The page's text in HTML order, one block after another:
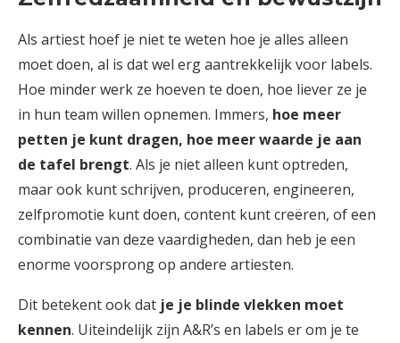
Als artiest hoef je niet te weten hoe je alles alleen
moet doen, al is dat wel erg aantrekkelijk voor labels.
Hoe minder werk ze hoeven te doen, hoe liever ze je
in hun team willen opnemen. Immers, hoe meer
petten je kunt dragen, hoe meer waarde je aan
de tafel brengt. Als je niet alleen kunt optreden,
maar ook kunt schrijven, produceren, engineeren,
zelfpromotie kunt doen, content kunt creëren, of een
combinatie van deze vaardigheden, dan heb je een
enorme voorsprong op andere artiesten.
Dit betekent ook dat je je blinde vlekken moet
kennen. Uiteindelijk zijn A&R’s en labels er om je te